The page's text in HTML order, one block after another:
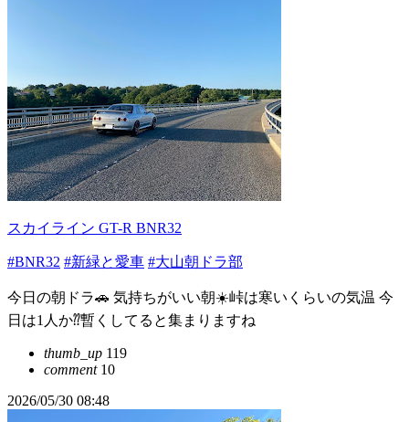
スカイライン GT-R BNR32
#BNR32 #新緑と愛車 #大山朝ドラ部
今日の朝ドラ🚗 気持ちがいい朝☀️峠は寒いくらいの気温 今
日は1人か⁇暫くしてると集まりますね
thumb_up 119
comment10
2026/05/30 08:48